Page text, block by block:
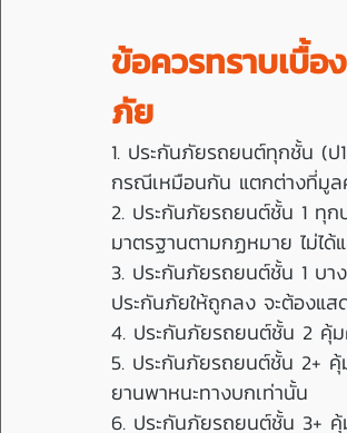
ข้อควรทราบเบื้
ภัย
1. ประกันภัยรถยนต์ทุกชั้น (
กรณีเหมือนกัน แตกต่างที่มูล
2. ประกันภัยรถยนต์ชั้น 1 ทุก
มาตรฐานตามกฏหมาย ไม่ได้
3. ประกันภัยรถยนต์ชั้น 1 บา
ประกันภัยให้ถูกลง จะต้องแส
4. ประกันภัยรถยนต์ชั้น 2 คุ้ม
5. ประกันภัยรถยนต์ชั้น 2+
ยานพาหนะทางบกเท่านั้น
6. ประกันภัยรถยนต์ชั้น 3+